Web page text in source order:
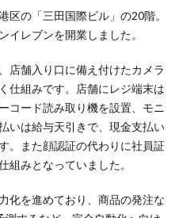
区の「三田国際ビル」の20階。
イレブンを開業しました。
店舗入り口に備え付けたカメラ
仕組みです。店舗にレジ端末は
コード読み取り機を設置、モニ
いは給与天引きで、現金支払い
。また顔認証の代わりに社員証
組みとなっていました。
化を進めており、商品の発注な